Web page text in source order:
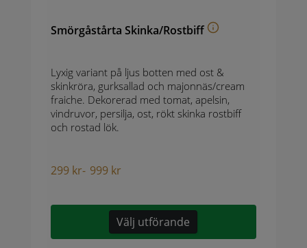
Smörgåstårta Skinka/Rostbiff
Lyxig variant på ljus botten med ost &
skinkröra, gurksallad och majonnäs/cream
fraiche. Dekorerad med tomat, apelsin,
vindruvor, persilja, ost, rökt skinka rostbiff
och rostad lök.
299 kr- 999 kr
Välj utförande